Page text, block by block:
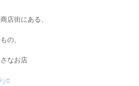
店街にある、
の、
なお店